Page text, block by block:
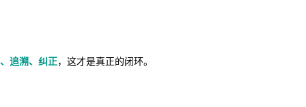
追溯、纠正，这才是真正的闭环。